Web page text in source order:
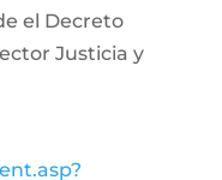
el Decreto
Justicia y